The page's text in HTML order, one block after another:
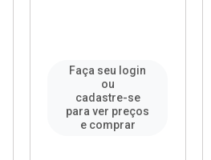
Faça seu login
ou
cadastre-se
para ver preços
e comprar